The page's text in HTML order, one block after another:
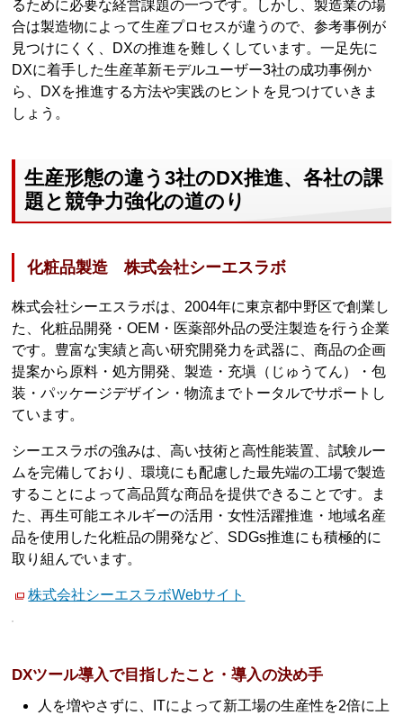
るために必要な経営課題の一つです。しかし、製造業の場
合は製造物によって生産プロセスが違うので、参考事例が
見つけにくく、DXの推進を難しくしています。一足先に
DXに着手した生産革新モデルユーザー3社の成功事例か
ら、DXを推進する方法や実践のヒントを見つけていきま
しょう。
生産形態の違う3社のDX推進、各社の課
題と競争力強化の道のり
化粧品製造 株式会社シーエスラボ
株式会社シーエスラボは、2004年に東京都中野区で創業し
た、化粧品開発・OEM・医薬部外品の受注製造を行う企業
です。豊富な実績と高い研究開発力を武器に、商品の企画
提案から原料・処方開発、製造・充塡（じゅうてん）・包
装・パッケージデザイン・物流までトータルでサポートし
ています。
シーエスラボの強みは、高い技術と高性能装置、試験ルー
ムを完備しており、環境にも配慮した最先端の工場で製造
することによって高品質な商品を提供できることです。ま
た、再生可能エネルギーの活用・女性活躍推進・地域名産
品を使用した化粧品の開発など、SDGs推進にも積極的に
取り組んでいます。
株式会社シーエスラボWebサイト
DXツール導入で目指したこと・導入の決め手
人を増やさずに、ITによって新工場の生産性を2倍に上